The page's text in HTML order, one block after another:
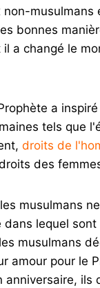
non-musulmans
bonnes
a changé le
a
tels que
droits de
des
les musulmans
dans lequel
musulmans
amour pour le
anniversaire, ils